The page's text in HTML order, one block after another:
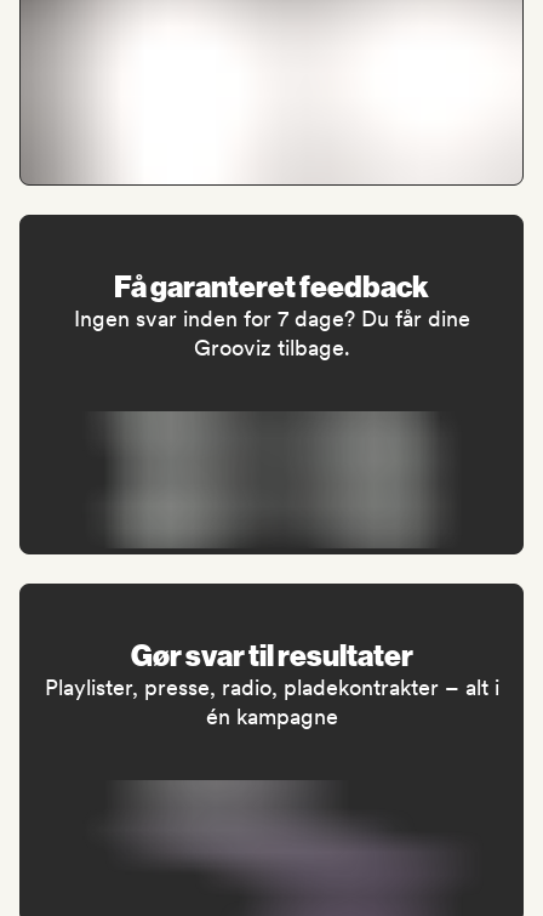
Få garanteret feedback
Ingen svar inden for 7 dage? Du får dine
Grooviz tilbage.
Gør svar til resultater
Playlister, presse, radio, pladekontrakter – alt i
én kampagne